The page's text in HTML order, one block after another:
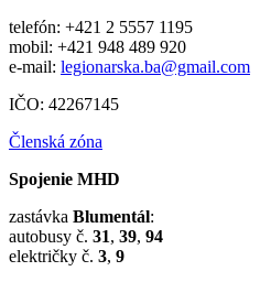
telefón: +421 2 5557 1195
mobil: +421 948 489 920
e-mail: legionarska.ba@gmail.com
IČO: 42267145
Členská zóna
Spojenie MHD
zastávka Blumentál:
autobusy č. 31, 39, 94
električky č. 3, 9